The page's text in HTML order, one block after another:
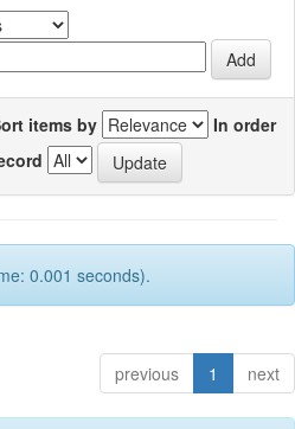
items by
In order
0.001 seconds).
previous 1 next